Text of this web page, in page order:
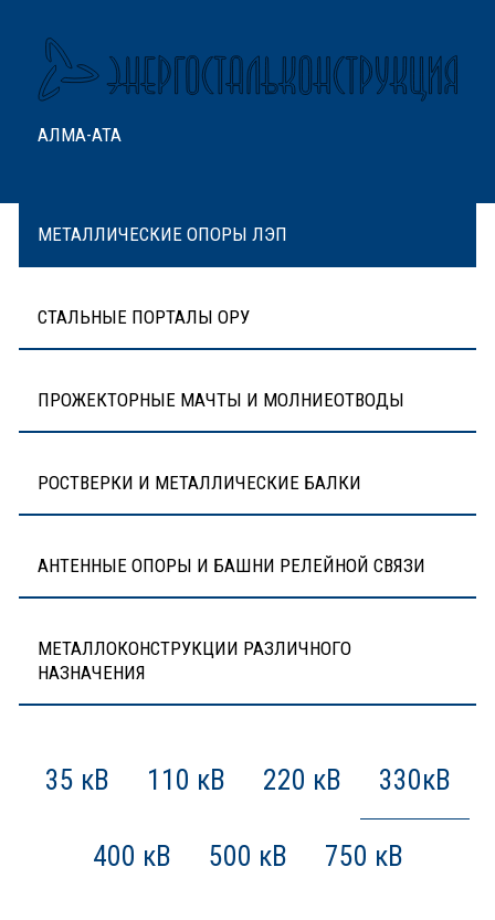
АЛМА-АТА
МЕТАЛЛИЧЕСКИЕ ОПОРЫ ЛЭП
СТАЛЬНЫЕ ПОРТАЛЫ ОРУ
ПРОЖЕКТОРНЫЕ МАЧТЫ И МОЛНИЕОТВОДЫ
РОСТВЕРКИ И МЕТАЛЛИЧЕСКИЕ БАЛКИ
АНТЕННЫЕ ОПОРЫ И БАШНИ РЕЛЕЙНОЙ СВЯЗИ
МЕТАЛЛОКОНСТРУКЦИИ РАЗЛИЧНОГО
НАЗНАЧЕНИЯ
35 кВ 110 кВ 220 кВ 330кВ
400 кВ 500 кВ 750 кВ